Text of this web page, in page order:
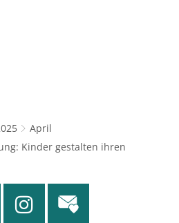
April
Kinder gestalten ihren